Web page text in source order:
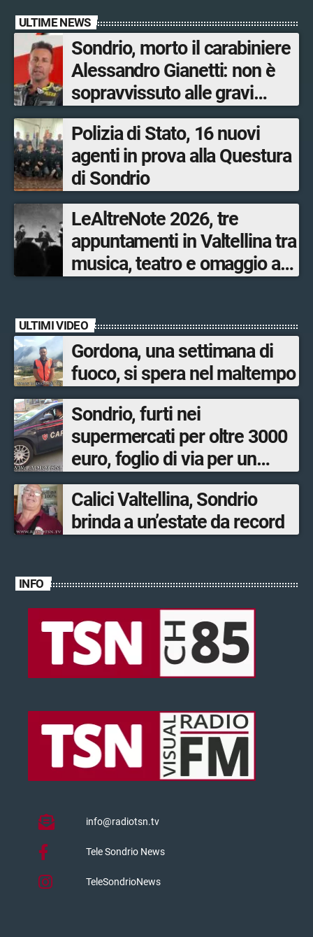
ULTIME NEWS
Sondrio, morto il carabiniere
Alessandro Gianetti: non è
sopravvissuto alle gravi
ustioni
Polizia di Stato, 16 nuovi
agenti in prova alla Questura
di Sondrio
LeAltreNote 2026, tre
appuntamenti in Valtellina tra
musica, teatro e omaggio a
ULTIMI VIDEO
Gordona, una settimana di
fuoco, si spera nel maltempo
Sondrio, furti nei
supermercati per oltre 3000
euro, foglio di via per un
ventinovenne
Calici Valtellina, Sondrio
brinda a un’estate da record
INFO
info@radiotsn.tv
Tele Sondrio News
TeleSondrioNews